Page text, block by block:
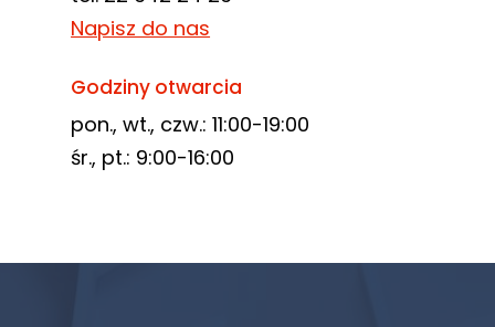
Napisz do nas
Godziny otwarcia
pon., wt., czw.: 11:00-19:00
śr., pt.: 9:00-16:00